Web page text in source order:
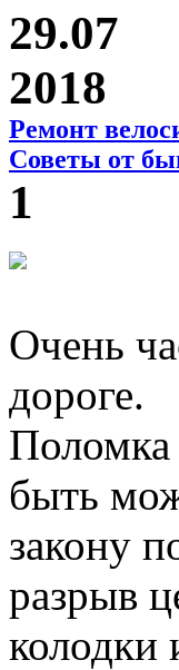
29.07
2018
Ремонт
Советы от
1
Очень
дороге.
Поломка
быть
закону
разрыв
колодки